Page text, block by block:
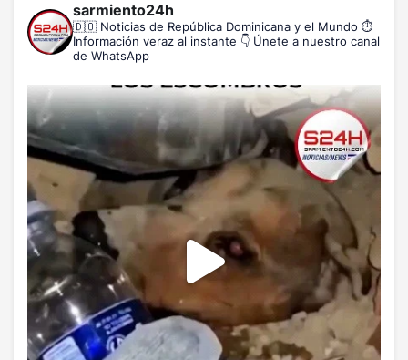
sarmiento24h
🇩🇴 Noticias de República Dominicana y el Mundo ⏱️
Información veraz al instante 👇 Únete a nuestro canal
de WhatsApp